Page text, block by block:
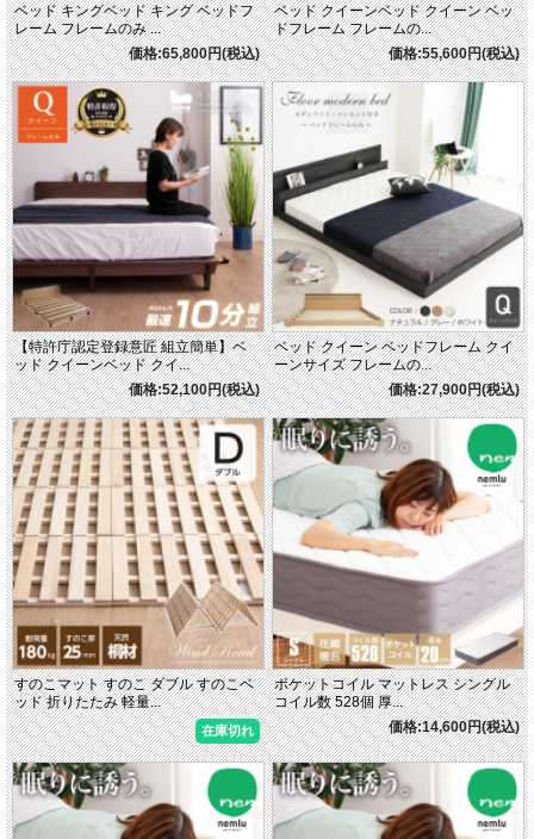
ベッド キングベッド キング ベッドフ
レーム フレームのみ ...
価格:65,800円(税込)
ベッド クイーンベッド クイーン ベッ
ドフレーム フレームの...
価格:55,600円(税込)
【特許庁認定登録意匠 組立簡単】ベ
ッド クイーンベッド クイ...
価格:52,100円(税込)
ベッド クイーン ベッドフレーム クイ
ーンサイズ フレームの...
価格:27,900円(税込)
すのこマット すのこ ダブル すのこベ
ッド 折りたたみ 軽量...
在庫切れ
ポケットコイル マットレス シングル
コイル数 528個 厚...
価格:14,600円(税込)